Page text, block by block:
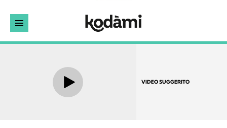
VIDEO SUGGERITO